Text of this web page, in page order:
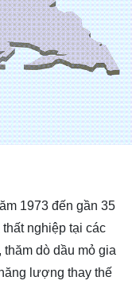
1973 đến gần 35
nghiệp tại các
dò dầu mỏ gia
lượng thay thế